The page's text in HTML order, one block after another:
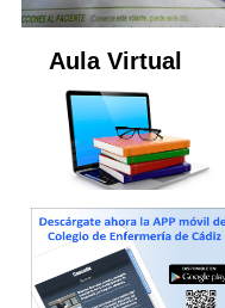
Aula Virtual